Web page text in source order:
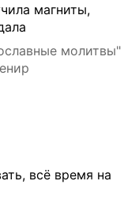
магниты,
молитвы"
всё время на